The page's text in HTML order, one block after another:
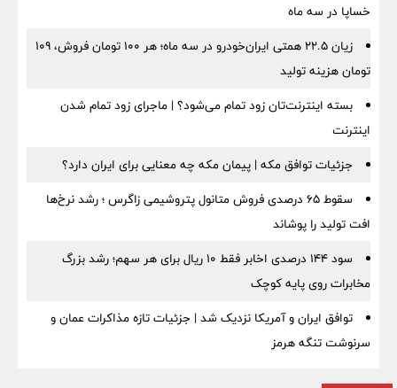
خساپا در سه ماه
زیان ۲۲.۵ همتی ایران‌خودرو در سه ماه؛ هر ۱۰۰ تومان فروش، ۱۰۹
تومان هزینه تولید
بسته اینترنت‌تان زود تمام می‌شود؟ | ماجرای زود تمام شدن
اینترنت
جزئیات توافق مکه | پیمان مکه چه معنایی برای ایران دارد؟
سقوط ۶۵ درصدی فروش متانول پتروشیمی زاگرس ؛ رشد نرخ‌ها
افت تولید را پوشاند
سود ۱۴۴ درصدی اخابر فقط ۱۰ ریال برای هر سهم؛ رشد بزرگ
مخابرات روی پایه کوچک
توافق ایران و آمریکا نزدیک شد | جزئیات تازه مذاکرات عمان و
سرنوشت تنگه هرمز